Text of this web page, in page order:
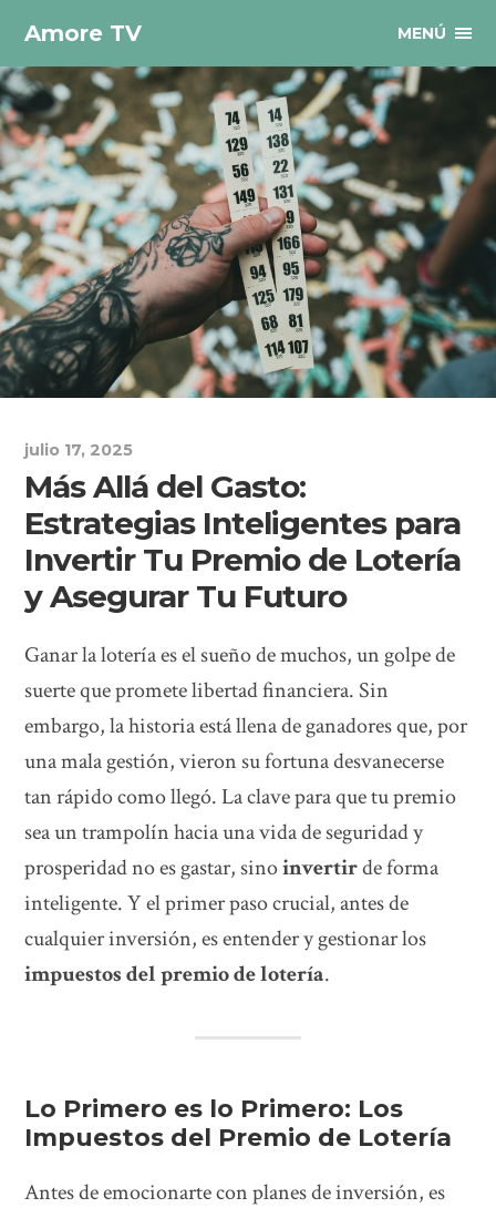
Amore TV MENÚ
julio 17, 2025
Más Allá del Gasto:
Estrategias Inteligentes para
Invertir Tu Premio de Lotería
y Asegurar Tu Futuro
Ganar la lotería es el sueño de muchos, un golpe de
suerte que promete libertad financiera. Sin
embargo, la historia está llena de ganadores que, por
una mala gestión, vieron su fortuna desvanecerse
tan rápido como llegó. La clave para que tu premio
sea un trampolín hacia una vida de seguridad y
prosperidad no es gastar, sinoinvertirde forma
inteligente. Y el primer paso crucial, antes de
cualquier inversión, es entender y gestionar los
impuestos del premio de lotería.
Lo Primero es lo Primero: Los
Impuestos del Premio de Lotería
Antes de emocionarte con planes de inversión, es